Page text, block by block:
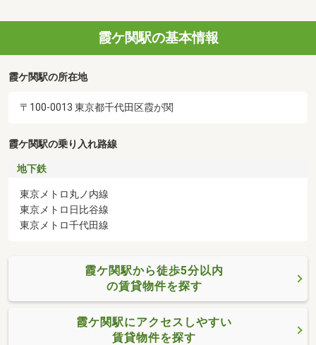
霞ケ関駅の基本情報
霞ケ関駅の所在地
〒100-0013 東京都千代田区霞が関
霞ケ関駅の乗り入れ路線
地下鉄
東京メトロ丸ノ内線
東京メトロ日比谷線
東京メトロ千代田線
霞ケ関駅から徒歩5分以内
の賃貸物件を探す
霞ケ関駅にアクセスしやすい
賃貸物件を探す